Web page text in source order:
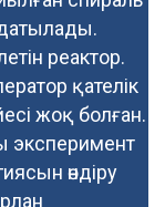
реактор.
қателік
жоқ болған.
эксперимент
өндіру